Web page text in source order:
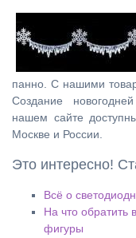
панно. С нашими
Создание
нашем сайте
Москве и России.
Это интересно!
Всё о
На что обратить
фигуры